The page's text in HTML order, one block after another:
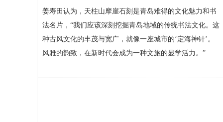
姜寿田认为，天柱山摩崖石刻是青岛难得的文化魅力和书
法名片，“我们应该深刻挖掘青岛地域的传统书法文化。这
种古风文化的丰茂与宽广，就像一座城市的‘定海神针’。
风雅的韵致，在新时代会成为一种文旅的显学活力。”